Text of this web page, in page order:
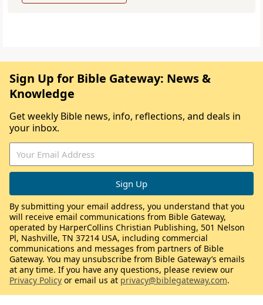
Sign Up for Bible Gateway: News &
Knowledge
Get weekly Bible news, info, reflections, and deals in
your inbox.
By submitting your email address, you understand that you
will receive email communications from Bible Gateway,
operated by HarperCollins Christian Publishing, 501 Nelson
Pl, Nashville, TN 37214 USA, including commercial
communications and messages from partners of Bible
Gateway. You may unsubscribe from Bible Gateway’s emails
at any time. If you have any questions, please review our
Privacy Policy or email us at privacy@biblegateway.com.